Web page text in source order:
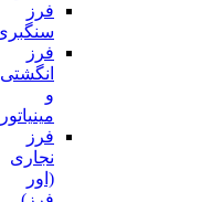
فرز
سنگبری
فرز
انگشتی
مینیاتوری
فرز
نجاری